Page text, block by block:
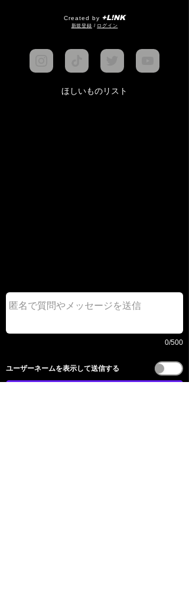
Created by +L!NK
​新規登録 / ログイン
ほしいものリスト
0/500
​ユーザーネームを表示して送信する